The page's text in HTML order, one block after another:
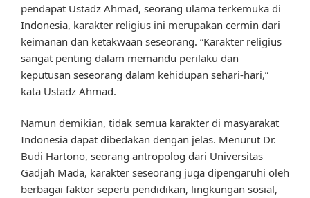
pendapat Ustadz Ahmad, seorang ulama terkemuka di
Indonesia, karakter religius ini merupakan cermin dari
keimanan dan ketakwaan seseorang. “Karakter religius
sangat penting dalam memandu perilaku dan
keputusan seseorang dalam kehidupan sehari-hari,”
kata Ustadz Ahmad.
Namun demikian, tidak semua karakter di masyarakat
Indonesia dapat dibedakan dengan jelas. Menurut Dr.
Budi Hartono, seorang antropolog dari Universitas
Gadjah Mada, karakter seseorang juga dipengaruhi oleh
berbagai faktor seperti pendidikan, lingkungan sosial,